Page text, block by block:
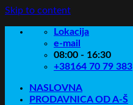
Skip to content
Lokacija
e-mail
08:00 - 16:30
+38164 70 79 383
NASLOVNA
PRODAVNICA OD A-Š